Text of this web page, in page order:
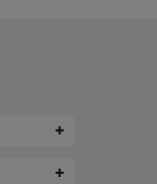
✚
✚